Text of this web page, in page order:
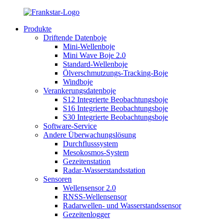
Produkte
Driftende Datenboje
Mini-Wellenboje
Mini Wave Boje 2.0
Standard-Wellenboje
Ölverschmutzungs-Tracking-Boje
Windboje
Verankerungsdatenboje
S12 Integrierte Beobachtungsboje
S16 Integrierte Beobachtungsboje
S30 Integrierte Beobachtungsboje
Software-Service
Andere Überwachungslösung
Durchflusssystem
Mesokosmos-System
Gezeitenstation
Radar-Wasserstandsstation
Sensoren
Wellensensor 2.0
RNSS-Wellensensor
Radarwellen- und Wasserstandssensor
Gezeitenlogger